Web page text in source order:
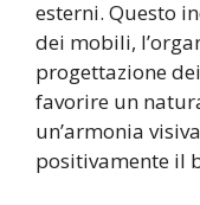
esterni. Questo
dei mobili,
progettazione
favorire un
un’armonia
positivamente il